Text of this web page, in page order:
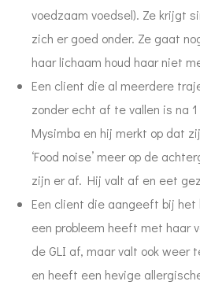
voedzaam voedsel). Ze krijgt
zich er goed onder. Ze gaat
haar lichaam houd haar niet
Een client die al meerdere
zonder echt af te vallen is na
Mysimba en hij merkt op dat
‘Food noise’ meer op de
zijn er af. Hij valt af en eet
Een client die aangeeft bij
een probleem heeft met haar
de GLI af, maar valt ook weer
en heeft een hevige